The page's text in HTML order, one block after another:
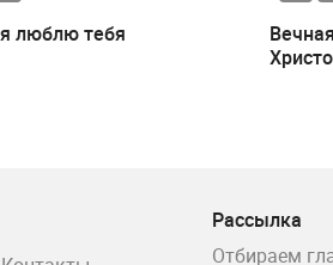
люблю тебя
Рассылка
Отбираем